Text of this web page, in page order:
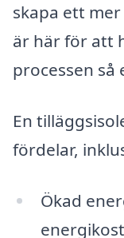
skapa ett
är här för att
processen så
En
fördelar,
Ökad